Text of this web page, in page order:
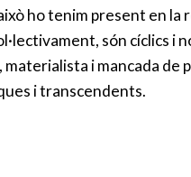
ho tenim present en la
són cíclics i
materialista i mancada
i transcendents.